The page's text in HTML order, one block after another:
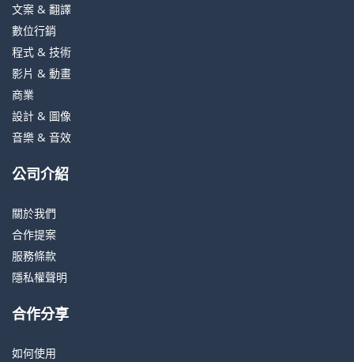
文案 & 翻譯
數位行銷
程式 & 技術
影片 & 動畫
商業
設計 & 圖像
音樂 & 音效
公司介紹
關於我們
合作提案
服務條款
隱私權聲明
合作分享
如何使用